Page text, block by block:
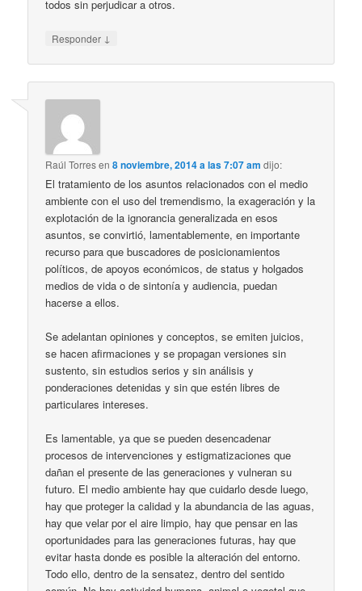
todos sin perjudicar a otros.
Responder ↓
Raúl Torresen8 noviembre, 2014 a las 7:07 am dijo:
El tratamiento de los asuntos relacionados con el medio
ambiente con el uso del tremendismo, la exageración y la
explotación de la ignorancia generalizada en esos
asuntos, se convirtió, lamentablemente, en importante
recurso para que buscadores de posicionamientos
políticos, de apoyos económicos, de status y holgados
medios de vida o de sintonía y audiencia, puedan
hacerse a ellos.
Se adelantan opiniones y conceptos, se emiten juicios,
se hacen afirmaciones y se propagan versiones sin
sustento, sin estudios serios y sin análisis y
ponderaciones detenidas y sin que estén libres de
particulares intereses.
Es lamentable, ya que se pueden desencadenar
procesos de intervenciones y estigmatizaciones que
dañan el presente de las generaciones y vulneran su
futuro. El medio ambiente hay que cuidarlo desde luego,
hay que proteger la calidad y la abundancia de las aguas,
hay que velar por el aire limpio, hay que pensar en las
oportunidades para las generaciones futuras, hay que
evitar hasta donde es posible la alteración del entorno.
Todo ello, dentro de la sensatez, dentro del sentido